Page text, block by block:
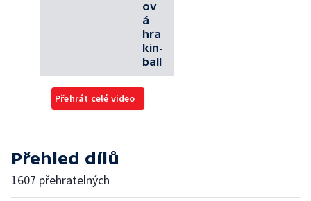
ov
á
hra
kin-
ball
Přehrát celé video
Přehled dílů
1607 přehratelných